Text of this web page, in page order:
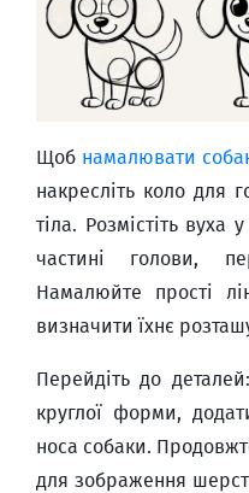
Щоб намалювати
накресліть коло для
тіла. Розмістіть
частині голови,
Намалюйте прості
визначити їхнє
Перейдіть до
круглої форми,
носа собаки.
для зображення